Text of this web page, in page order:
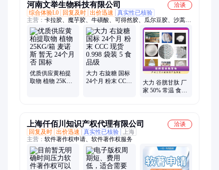
河南文举生物科技有限公司
洽谈
综合体验L0
回复及时 出价迅速
真实性已核验
主营： 卡拉胶、魔芋胶、牛磺酸、可得然胶、瓜尔豆胶、沙蒿子
胶、海藻酸钠、纳他酶素、食用明胶、聚丙烯酸钠、甲基纤维
素、酪蛋白酸钠、普鲁兰多糖、乳酸链球菌素、食品级黄原胶
优质供应黄柏提
取物 植物 25KG/
大力 右旋糖 国标
24个月 粉末 CCC
大力 谷胱甘肽 厂
家 50% 常温 食品
上海仟佰川知识产权代理有限公司
洽谈
回复及时 出价迅速 真实性已核验
上海
主营： 软件著作权申请、软件著作权服务